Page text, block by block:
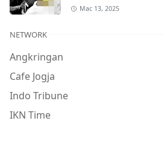
Mac 13, 2025
NETWORK
Angkringan
Cafe Jogja
Indo Tribune
IKN Time